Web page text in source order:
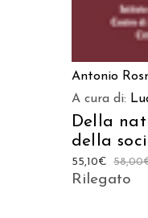
Antonio
A cura di:
Della
della
58,00
55,10€
Rilegato